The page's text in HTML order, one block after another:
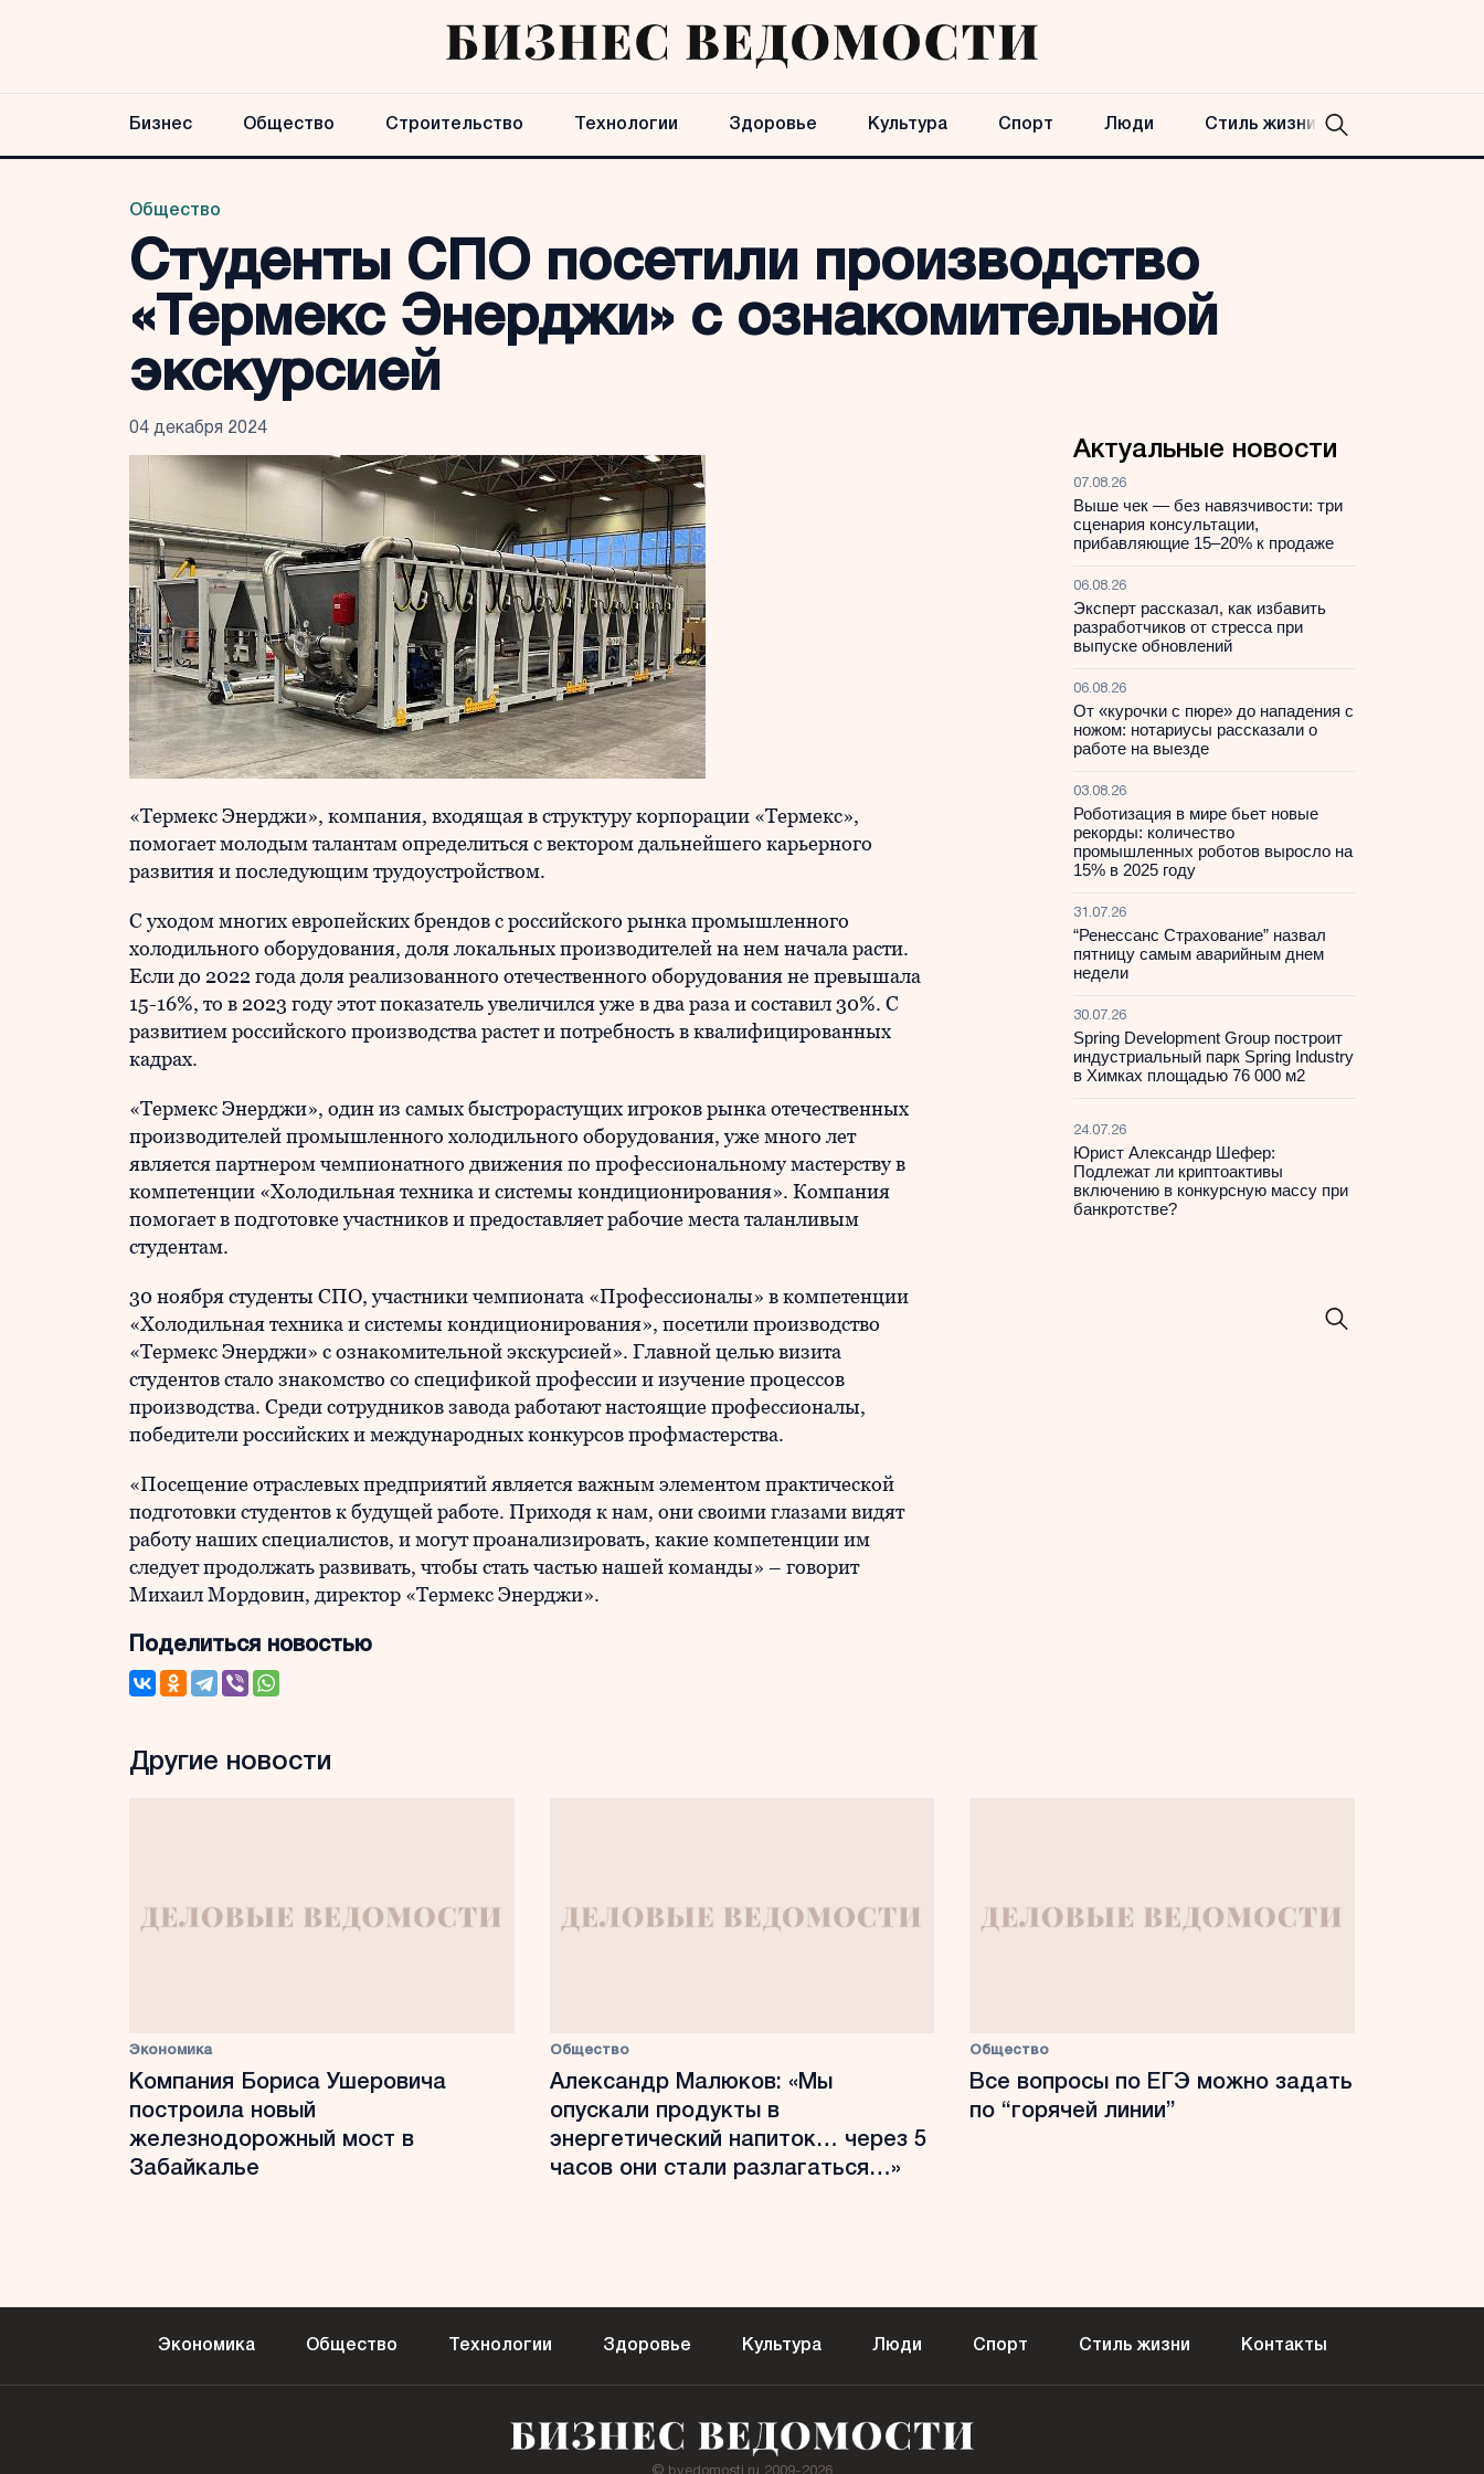
Бизнес Общество Строительство Технологии Здоровье Культура Спорт Люди Стиль жизни
Общество
Студенты СПО посетили производство
«Термекс Энерджи» с ознакомительной
экскурсией
04 декабря 2024
«Термекс Энерджи», компания, входящая в структуру корпорации «Термекс»,
помогает молодым талантам определиться с вектором дальнейшего карьерного
развития и последующим трудоустройством.
С уходом многих европейских брендов с российского рынка промышленного
холодильного оборудования, доля локальных производителей на нем начала расти.
Если до 2022 года доля реализованного отечественного оборудования не превышала
15-16%, то в 2023 году этот показатель увеличился уже в два раза и составил 30%. С
развитием российского производства растет и потребность в квалифицированных
кадрах.
«Термекс Энерджи», один из самых быстрорастущих игроков рынка отечественных
производителей промышленного холодильного оборудования, уже много лет
является партнером чемпионатного движения по профессиональному мастерству в
компетенции «Холодильная техника и системы кондиционирования». Компания
помогает в подготовке участников и предоставляет рабочие места таланливым
студентам.
30 ноября студенты СПО, участники чемпионата «Профессионалы» в компетенции
«Холодильная техника и системы кондиционирования», посетили производство
«Термекс Энерджи» с ознакомительной экскурсией». Главной целью визита
студентов стало знакомство со спецификой профессии и изучение процессов
производства. Среди сотрудников завода работают настоящие профессионалы,
победители российских и международных конкурсов профмастерства.
«Посещение отраслевых предприятий является важным элементом практической
подготовки студентов к будущей работе. Приходя к нам, они своими глазами видят
работу наших специалистов, и могут проанализировать, какие компетенции им
следует продолжать развивать, чтобы стать частью нашей команды» – говорит
Михаил Мордовин, директор «Термекс Энерджи».
Поделиться новостью
Актуальные новости
07.08.26
Выше чек — без навязчивости: три
сценария консультации,
прибавляющие 15–20% к продаже
06.08.26
Эксперт рассказал, как избавить
разработчиков от стресса при
выпуске обновлений
06.08.26
От «курочки с пюре» до нападения с
ножом: нотариусы рассказали о
работе на выезде
03.08.26
Роботизация в мире бьет новые
рекорды: количество
промышленных роботов выросло на
15% в 2025 году
31.07.26
“Ренессанс Страхование” назвал
пятницу самым аварийным днем
недели
30.07.26
Spring Development Group построит
индустриальный парк Spring Industry
в Химках площадью 76 000 м2
24.07.26
Юрист Александр Шефер:
Подлежат ли криптоактивы
включению в конкурсную массу при
банкротстве?
Другие новости
Экономика
Компания Бориса Ушеровича
построила новый
железнодорожный мост в
Забайкалье
Общество
Александр Малюков: «Мы
опускали продукты в
энергетический напиток… через 5
часов они стали разлагаться…»
Общество
Все вопросы по ЕГЭ можно задать
по “горячей линии”
Экономика Общество Технологии Здоровье Культура Люди Спорт Стиль жизни Контакты